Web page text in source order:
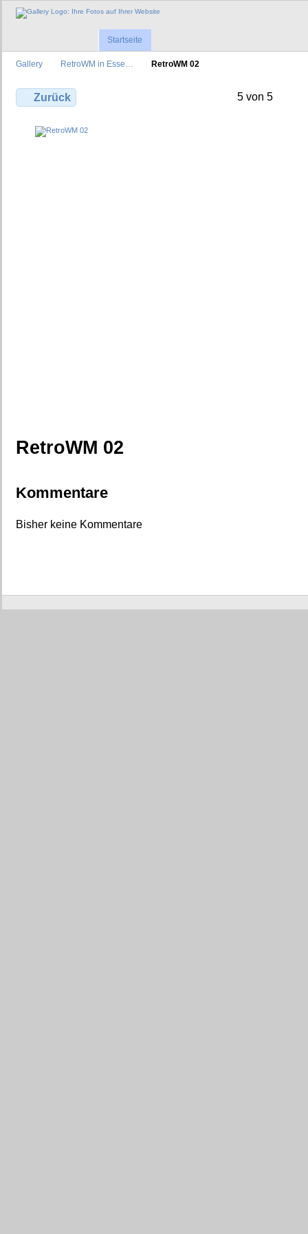
Startseite
Gallery RetroWM in Esse… RetroWM 02
Zurück 5 von 5
RetroWM 02
Kommentare
Bisher keine Kommentare